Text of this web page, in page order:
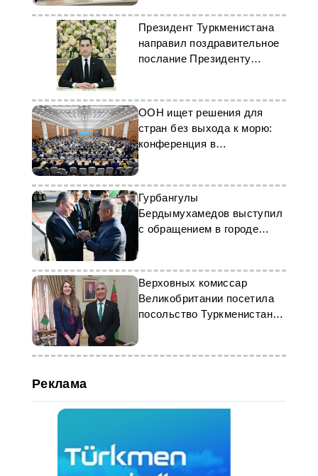
Президент Туркменистана
направил поздравительное
послание Президенту
ООН ищет решения для
стран без выхода к морю:
конференция в
Туркменистане
Гурбангулы
Бердымухамедов выступил
с обращением в городе
Верховных комиссар
Великобритании посетила
посольство Туркменистана
Реклама